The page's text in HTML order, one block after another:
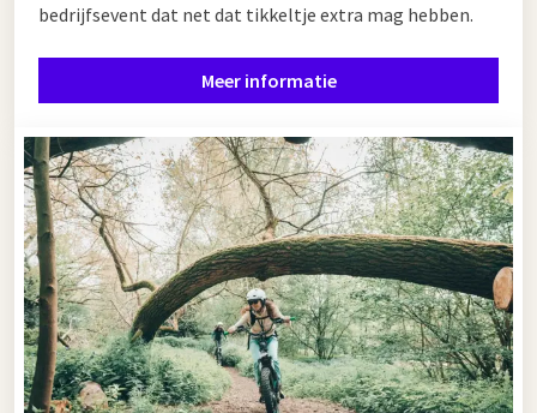
bedrijfsevent dat net dat tikkeltje extra mag hebben.
Meer informatie